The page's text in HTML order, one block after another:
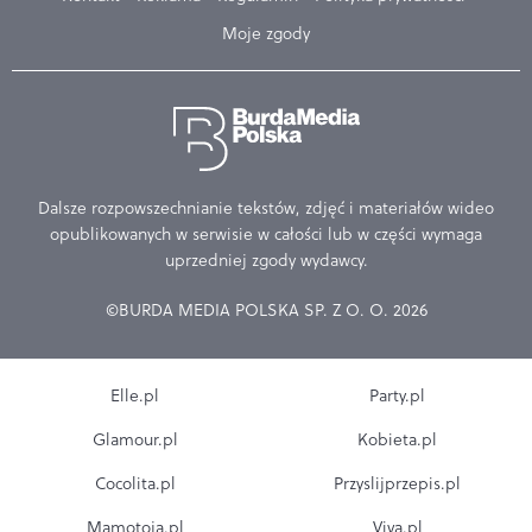
Moje zgody
Dalsze rozpowszechnianie tekstów, zdjęć i materiałów wideo
opublikowanych w serwisie w całości lub w części wymaga
uprzedniej zgody wydawcy.
©BURDA MEDIA POLSKA SP. Z O. O. 2026
Elle.pl
Glamour.pl
Cocolita.pl
Mamotoja.pl
Party.pl
Kobieta.pl
Przyslijprzepis.pl
Viva.pl